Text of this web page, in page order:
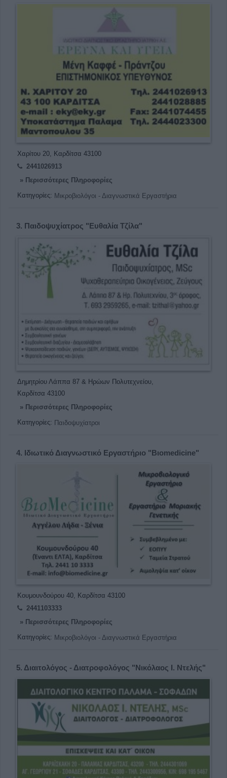
Χαρίτου 20, Καρδίτσα 43100
2441026913
» Περισσότερες Πληροφορίες
Κατηγορίες: Μικροβιολόγοι - Διαγνωστικά Εργαστήρια
3. Παιδοψυχίατρος "Ευθαλία Τζίλα"
Δημητρίου Λάππα 87 & Ηρώων Πολυτεχνείου,
Καρδίτσα 43100
» Περισσότερες Πληροφορίες
Κατηγορίες: Παιδοψυχίατροι
4. Ιδιωτικό Διαγνωστικό Εργαστήριο "Βιοmedicine"
Κουμουνδούρου 40, Καρδίτσα 43100
2441103333
» Περισσότερες Πληροφορίες
Κατηγορίες: Μικροβιολόγοι - Διαγνωστικά Εργαστήρια
5. Διαιτολόγος - Διατροφολόγος "Νικόλαος Ι. Ντελής"